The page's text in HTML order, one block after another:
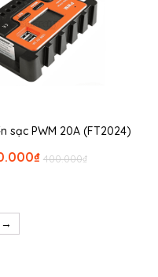
sạc PWM 20A (FT2024)
₫
400.000
₫
→